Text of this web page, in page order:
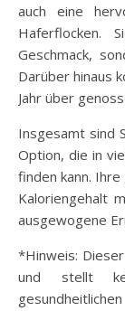
auch eine
Haferflocken.
Geschmack,
Darüber hinaus
Jahr über
Insgesamt sind
Option, die in
finden kann.
Kaloriengehalt
ausgewogene
*Hinweis:
und stellt